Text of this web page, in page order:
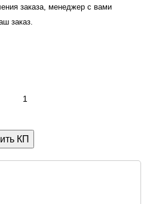
заказа, менеджер с вами
заказ.
КП